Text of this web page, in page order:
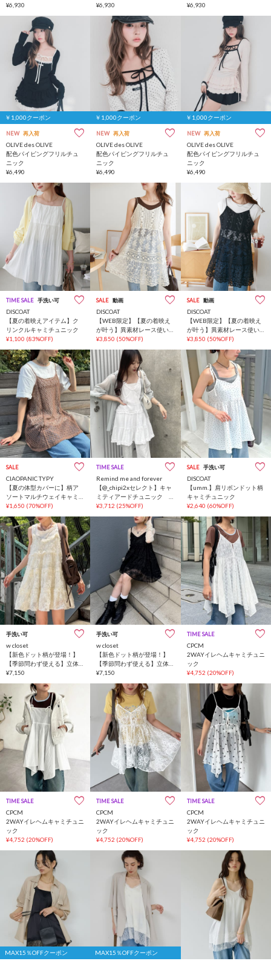
¥6,930 ¥6,930 ¥6,930
￥1,000クーポン
NEW 再入荷
OLIVE des OLIVE
配色パイピングフリルチュ
ニック
¥6,490
￥1,000クーポン
NEW 再入荷
OLIVE des OLIVE
配色パイピングフリルチュ
ニック
¥6,490
￥1,000クーポン
NEW 再入荷
OLIVE des OLIVE
配色パイピングフリルチュ
ニック
¥6,490
TIME SALE 手洗い可
DISCOAT
【夏の着映えアイテム】ク
リンクルキャミチュニック
¥1,100 (83%OFF)
SALE 動画
DISCOAT
【WEB限定】【夏の着映え
が叶う】異素材レース使い
ミニワンピース
¥3,850 (50%OFF)
SALE 動画
DISCOAT
【WEB限定】【夏の着映え
が叶う】異素材レース使い
ミニワンピース
¥3,850 (50%OFF)
SALE
CIAOPANIC TYPY
【夏の体型カバーに】柄ア
ソートマルチウェイキャミ
チュニック
¥1,650 (70%OFF)
TIME SALE インフルエンサー企画
Remind me and forever
【@_chipi2xセレクト】キャ
ミティアードチュニック
新色追加！
¥3,712 (25%OFF)
SALE 手洗い可
DISCOAT
【umm.】肩リボンドット柄
キャミチュニック
¥2,640 (60%OFF)
手洗い可
w closet
【新色ドット柄が登場！】
【季節問わず使える】立体
レースミニキャミワンピー
¥7,150
手洗い可
w closet
【新色ドット柄が登場！】
【季節問わず使える】立体
レースミニキャミワンピー
¥7,150
TIME SALE
CPCM
2WAYイレヘムキャミチュニ
ック
¥4,752 (20%OFF)
TIME SALE
CPCM
2WAYイレヘムキャミチュニ
ック
¥4,752 (20%OFF)
TIME SALE
CPCM
2WAYイレヘムキャミチュニ
ック
¥4,752 (20%OFF)
TIME SALE
CPCM
2WAYイレヘムキャミチュニ
ック
¥4,752 (20%OFF)
MAX15％OFFクーポン MAX15％OFFクーポン